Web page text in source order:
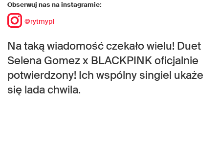
Obserwuj nas na instagramie:
@rytmypl
Na taką wiadomość czekało wielu! Duet
Selena Gomez x BLACKPINK oficjalnie
potwierdzony! Ich wspólny singiel ukaże
się lada chwila.